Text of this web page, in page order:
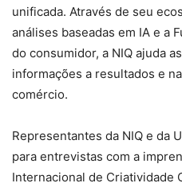
unificada. Através de seu
análises baseadas em IA e a
do consumidor, a NIQ ajuda
informações a resultados e
comércio.
Representantes da NIQ e da
para entrevistas com a
Internacional de Criatividade